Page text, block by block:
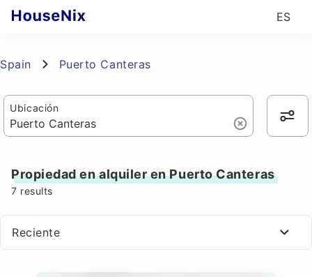
ES
Spain Puerto Canteras
Ubicación
Propiedad en alquiler en Puerto Canteras
7 results
Reciente